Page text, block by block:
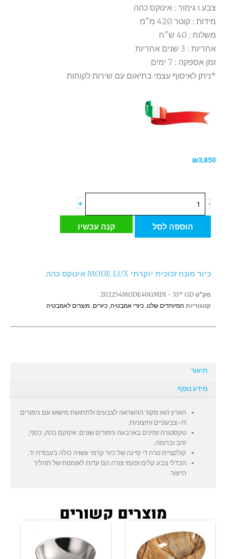
צבע ו גימור : אינוקס כהה
מידות : קוטר 420 מ"מ
משלוח : 40 ש"ח
אחריות : 3 שנים אחריות
זמן אספקה : 7 ימים
*ניתן לאיסוף עצמי בתיאום עם שירות לקוחות
₪3,850
-
של
מונח
LUX
כהה
+
הוספה לסל קנה עכשיו
כיור מונח זכוכית יוקרתי MODE LUX אינוקס כהה
מק"ט 202254MODE40GMDI - 33* GD
קטגוריות המיוחדים שלנו, כיורי אמבטיה, כיורים, מוצרים לאמבטיה
תיאור
מידע נוסף
הארץ הוא מקור ההשראה לצבעים ולתחושת מישוש עם גימורים
דו-צבעוניים וחיצוניות.
טקסטורה זמינים בארבעה גימורים שונים: אינוקס כהה, כסף,
זהב וברונזה.
קולקציית טרה די סיינה של כיור קרמי עשויה כולה בעבודת יד.
הבדלי צבע קלים ופגמי צורה הם עדות לאומנות של תהליך
הייצור.
מוצרים קשורים
זה
יש